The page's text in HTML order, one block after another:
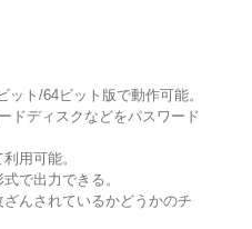
ット/64ビット版で動作可能。
ドディスクなどをパスワード
用可能。
で出力できる。
んされているかどうかのチ